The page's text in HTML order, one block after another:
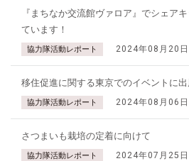
『まちなか交流館ヴァロア』でシェア
ています！
協力隊活動レポート 2024年08月20日
移住促進に関する東京でのイベントに出
協力隊活動レポート 2024年08月06日
さつまいも栽培の定着に向けて
協力隊活動レポート 2024年07月25日